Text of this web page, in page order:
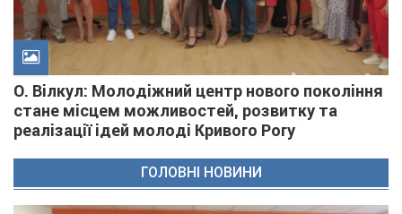
О. Вілкул: Молодіжний центр нового покоління
стане місцем можливостей, розвитку та
реалізації ідей молоді Кривого Рогу
ГОЛОВНІ НОВИНИ